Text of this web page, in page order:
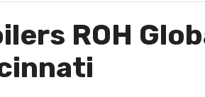
ROH